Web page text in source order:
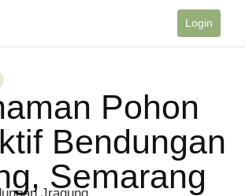
Login
Pohon
Bendungan
Semarang